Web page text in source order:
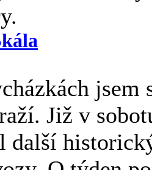
jsem
Již v
další